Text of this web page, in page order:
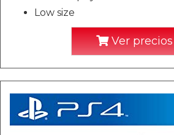
Low size
Ver